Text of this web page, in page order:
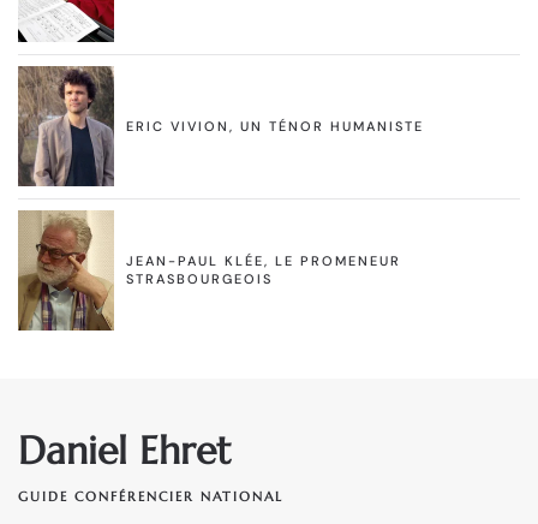
ERIC VIVION, UN TÉNOR HUMANISTE
JEAN-PAUL KLÉE, LE PROMENEUR
STRASBOURGEOIS
Daniel Ehret
GUIDE CONFÉRENCIER NATIONAL